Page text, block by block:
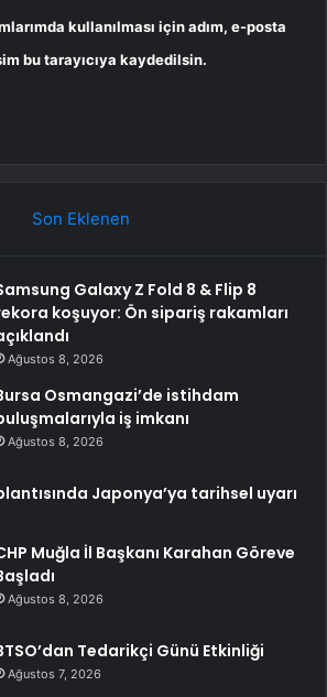
kullanılması için adım, e-posta
bu tarayıcıya kaydedilsin.
Son Eklenen
Galaxy Z Fold 8 & Flip 8
koşuyor: Ön sipariş rakamları
Ağustos 8, 2026
Osmangazi’de istihdam
iş imkanı
Ağustos 8, 2026
Japonya’ya tarihsel uyarı
Muğla İl Başkanı Karahan Göreve
Ağustos 8, 2026
Tedarikçi Günü Etkinliği
Ağustos 7, 2026